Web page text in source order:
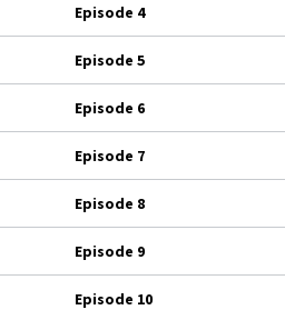
Episode 4
Episode 5
Episode 6
Episode 7
Episode 8
Episode 9
Episode 10